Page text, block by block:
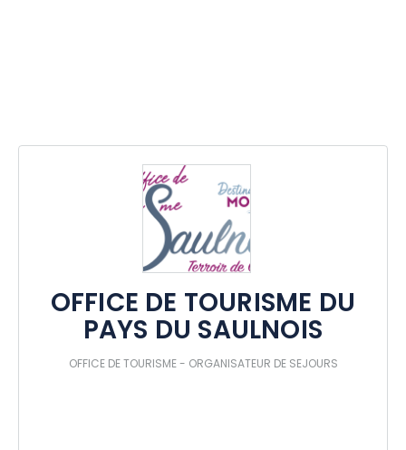
OFFICE DE TOURISME DU
PAYS DU SAULNOIS
OFFICE DE TOURISME - ORGANISATEUR DE SEJOURS